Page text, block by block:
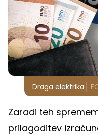
Draga elektrika
Zaradi teh
prilagoditev